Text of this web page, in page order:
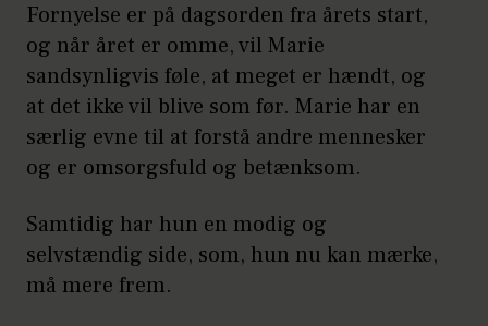
Fornyelse er på dagsorden fra årets start,
og når året er omme, vil Marie
sandsynligvis føle, at meget er hændt, og
at det ikke vil blive som før. Marie har en
særlig evne til at forstå andre mennesker
og er omsorgsfuld og betænksom.
Samtidig har hun en modig og
selvstændig side, som, hun nu kan mærke,
må mere frem.